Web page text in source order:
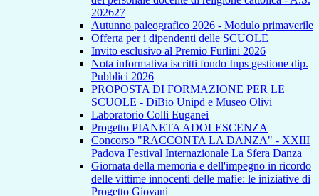
202627
Autunno paleografico 2026 - Modulo primaverile
Offerta per i dipendenti delle SCUOLE
Invito esclusivo al Premio Furlini 2026
Nota informativa iscritti fondo Inps gestione dip.
Pubblici 2026
PROPOSTA DI FORMAZIONE PER LE
SCUOLE - DiBio Unipd e Museo Olivi
Laboratorio Colli Euganei
Progetto PIANETA ADOLESCENZA
Concorso "RACCONTA LA DANZA" - XXIII
Padova Festival Internazionale La Sfera Danza
Giornata della memoria e dell'impegno in ricordo
delle vittime innocenti delle mafie: le iniziative di
Progetto Giovani